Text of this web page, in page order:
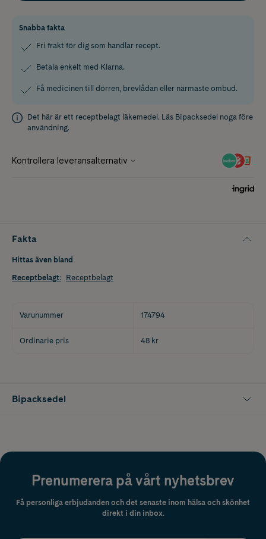
Snabba fakta
Fri frakt för dig som handlar recept.
Betala enkelt med Klarna.
Få medicinen till dörren, brevlådan eller närmaste ombud.
Det här är ett receptbelagt läkemedel. Läs Bipacksedel noga före
användning.
Fakta
Hittas även bland
Receptbelagt: Receptbelagt
Varunummer 174794
Ordinarie pris 48 kr
Bipacksedel
Prenumerera på vårt nyhetsbrev
Få personliga erbjudanden och det senaste inom hälsa och skönhet
direkt i din inbox.